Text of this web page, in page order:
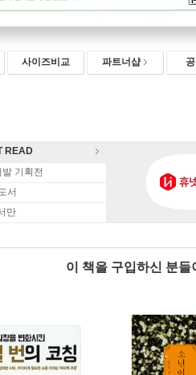
사이즈비교 파트너샵
READ
기획전
서
만
이 책을 구입하신 분